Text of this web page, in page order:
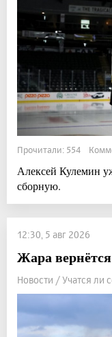
Прочитали: 554
Алексей Кулемин
сборную.
12:30, 5 авг 2026
Жара
Новости / Учатся ли